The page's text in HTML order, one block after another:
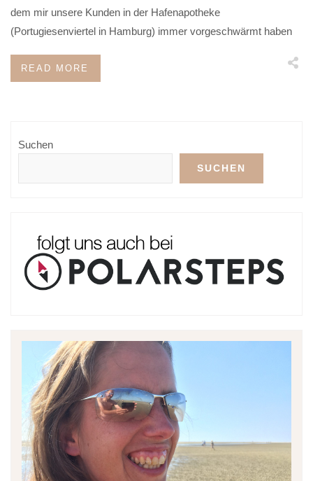
dem mir unsere Kunden in der Hafenapotheke
(Portugiesenviertel in Hamburg) immer vorgeschwärmt haben
READ MORE
Suchen
SUCHEN